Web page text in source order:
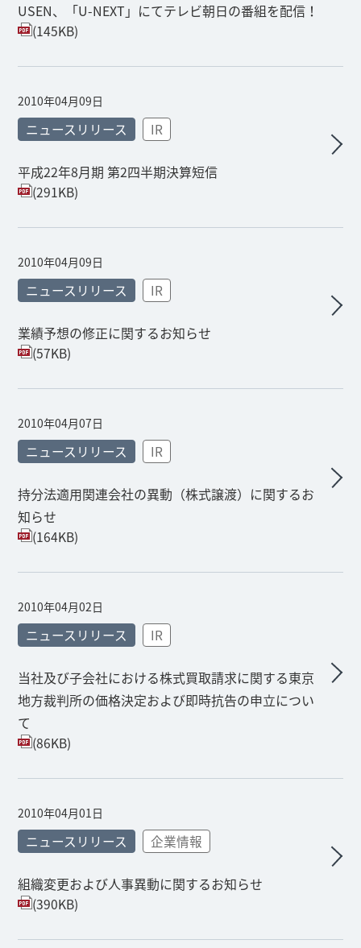
USEN、「U-NEXT」にてテレビ朝日の番組を配信！
(145KB)
2010年04月09日
ニュースリリース IR
平成22年8月期 第2四半期決算短信
(291KB)
2010年04月09日
ニュースリリース IR
業績予想の修正に関するお知らせ
(57KB)
2010年04月07日
ニュースリリース IR
持分法適用関連会社の異動（株式譲渡）に関するお
知らせ
(164KB)
2010年04月02日
ニュースリリース IR
当社及び子会社における株式買取請求に関する東京
地方裁判所の価格決定および即時抗告の申立につい
て
(86KB)
2010年04月01日
ニュースリリース 企業情報
組織変更および人事異動に関するお知らせ
(390KB)